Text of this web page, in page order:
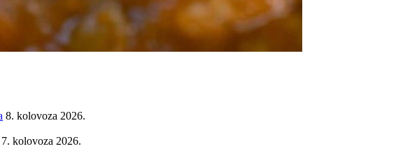
8. kolovoza 2026.
7. kolovoza 2026.